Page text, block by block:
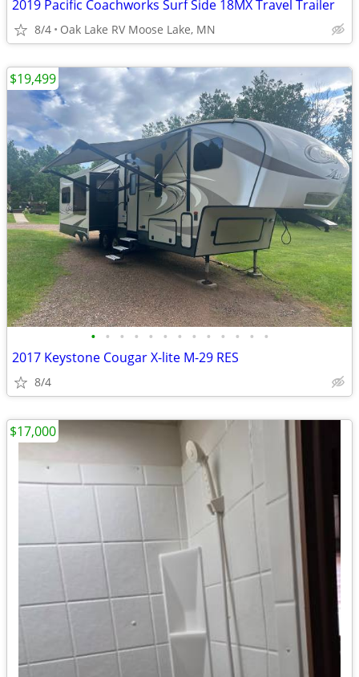
2019 Pacific Coachworks Surf Side 18MX Travel Trailer
8/4 Oak Lake RV Moose Lake, MN
• • • • • • • • • • • • •
2017 Keystone Cougar X-lite M-29 RES
8/4
$19,499
$17,000